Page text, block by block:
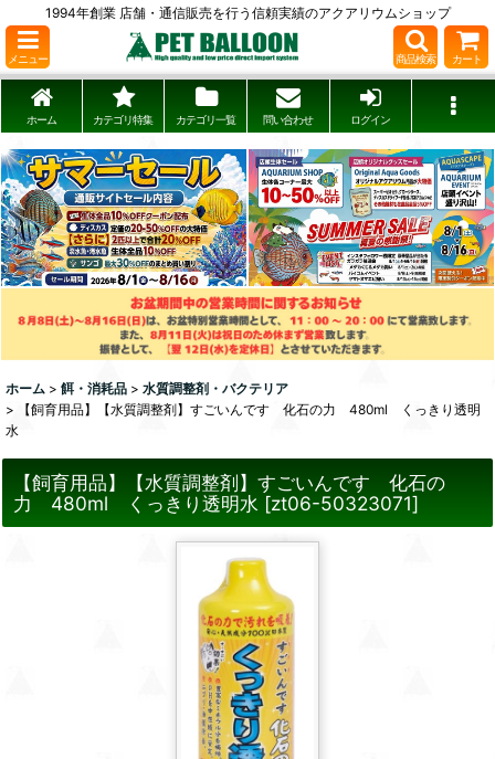
1994年創業 店舗・通信販売を行う信頼実績のアクアリウムショップ
メニュー 商品検索 カート
ホーム カテゴリ特集 カテゴリ一覧 問い合わせ ログイン
ホーム > 餌・消耗品 > 水質調整剤・バクテリア
>
【飼育用品】【水質調整剤】すごいんです 化石の力 480ml くっきり透明
水
【飼育用品】【水質調整剤】すごいんです 化石の
力 480ml くっきり透明水 [zt06-50323071]